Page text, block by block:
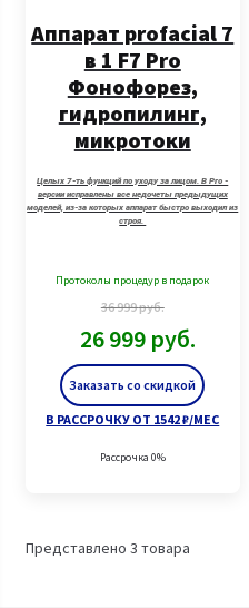
Заказать со скидкой
Аппарат profacial 7
в 1 F7 Pro
Фонофорез,
гидропилинг,
микротоки
Целых 7-ть функций по уходу за лицом. В Pro -
версии исправлены все недочеты предыдущих
моделей, из-за которых аппарат быстро выходил из
строя.
Протоколы процедур в подарок
36 999руб.
26 999 руб.
В РАССРОЧКУ ОТ 1542 ₽/МЕС
Рассрочка 0%
Представлено 3 товара